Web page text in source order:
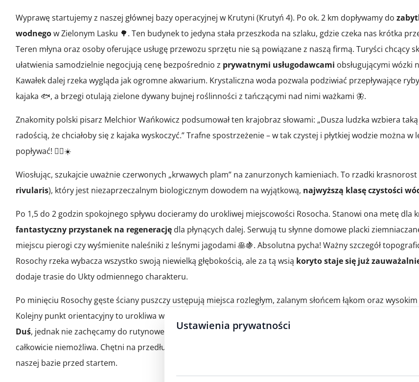
Wyprawę startujemy z naszej głównej bazy operacyjnej w Krutyni (Krutyń 4). Po ok. 2 km dopływamy do
wodnegow Zielonym Lasku 🌳. Ten budynek to jedyna stała przeszkoda na szlaku, gdzie czeka nas krótka
Teren młyna oraz osoby oferujące usługę przewozu sprzętu nie są powiązane z naszą firmą. Turyści chcący
ułatwienia samodzielnie negocjują cenę bezpośrednio z prywatnymi usługodawcami obsługującymi wózki
Kawałek dalej rzeka wygląda jak ogromne akwarium. Krystaliczna woda pozwala podziwiać przepływające
kajaka 🐟, a brzegi otulają zielone dywany bujnej roślinności z tańczącymi nad nimi ważkami 🦋.
Znakomity polski pisarz Melchior Wańkowicz podsumował ten krajobraz słowami: „Dusza ludzka wzbiera
radością, że chciałoby się z kajaka wyskoczyć.” Trafne spostrzeżenie – w tak czystej i płytkiej wodzie można w
popływać! 🏊‍♀️☀️
Wiosłując, szukajcie uważnie czerwonych „krwawych plam” na zanurzonych kamieniach. To rzadki krasnorost
rivularis), który jest niezaprzeczalnym biologicznym dowodem na wyjątkową, najwyższą klasę czystości
Po 1,5 do 2 godzin spokojnego spływu docieramy do urokliwej miejscowości Rosocha. Stanowi ona metę dla
fantastyczny przystanek na regenerację dla płynących dalej. Serwują tu słynne domowe placki
miejscu pierogi czy wyśmienite naleśniki z leśnymi jagodami 🥞🍇. Absolutna pycha! Ważny szczegół
Rosochy rzeka wybacza wszystko swoją niewielką głębokością, ale za tą wsią koryto staje się już
dodaje trasie do Ukty odmiennego charakteru.
Po minięciu Rosochy gęste ściany puszczy ustępują miejsca rozległym, zalanym słońcem łąkom oraz
Kolejny punkt orientacyjny to urokliwa wieś
Duś, jednak nie zachęcamy do rutynowego zbaczania z trasy w prawy dopływ. Przy niskich stanach wód taka
całkowicie niemożliwa. Chętni na przedłużenie wyprawy muszą bezwzględnie
naszej bazie przed startem.
Ustawienia prywatności